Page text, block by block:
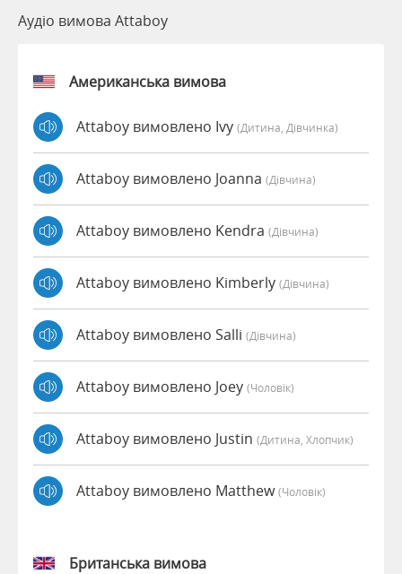
Аудіо вимова Attaboy
Американська вимова
Attaboy вимовлено Ivy (дитина, Дівчинка)
Attaboy вимовлено Joanna (дівчина)
Attaboy вимовлено Kendra (дівчина)
Attaboy вимовлено Kimberly (дівчина)
Attaboy вимовлено Salli (дівчина)
Attaboy вимовлено Joey (чоловік)
Attaboy вимовлено Justin (дитина, Хлопчик)
Attaboy вимовлено Matthew(чоловік)
Британська вимова